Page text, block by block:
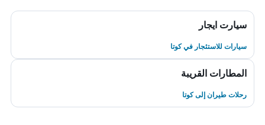
سيارت ايجار
سيارات للاستئجار في كوتا
المطارات القريبة
رحلات طيران إلى كوتا